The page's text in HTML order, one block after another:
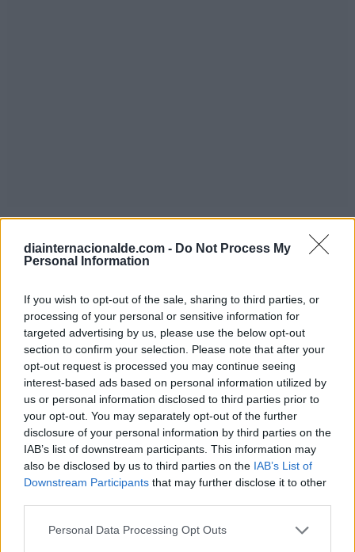
diainternacionalde.com - Do Not Process My
Personal Information
If you wish to opt-out of the sale, sharing to third parties, or
processing of your personal or sensitive information for
targeted advertising by us, please use the below opt-out
section to confirm your selection. Please note that after your
opt-out request is processed you may continue seeing
interest-based ads based on personal information utilized by
us or personal information disclosed to third parties prior to
your opt-out. You may separately opt-out of the further
disclosure of your personal information by third parties on the
IAB’s list of downstream participants. This information may
also be disclosed by us to third parties on the IAB’s List of
Downstream Participants that may further disclose it to other
Personal Data Processing Opt Outs
Este año 2026 es el...
Año Internacional de los Pastizales y los
Pastores
Año Internacional de la Mujer Agricultora
Año Internacional de los Voluntarios para
Todos los Años Internacionales y